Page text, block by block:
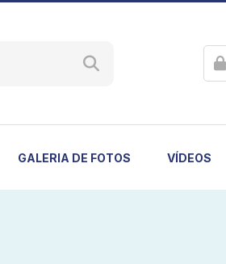
GALERIA DE FOTOS VÍDEOS